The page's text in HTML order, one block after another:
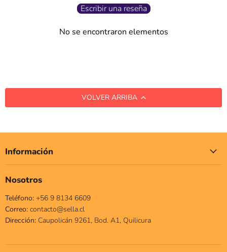
Escribir una reseña
No se encontraron elementos
VOLVER ARRIBA
Información
Nosotros
Teléfono: +56 9 8134 6609
Correo: contacto@sella.cl
Dirección: Caupolicán 9261, Bod. A1, Quilicura